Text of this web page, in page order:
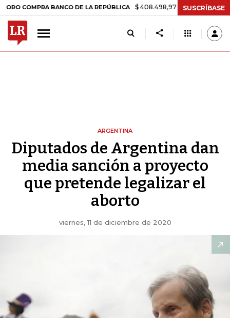
BANCO DE LA REPÚBLICA $ 408.498,97 +$ 8.753,81 +2,19%
SUSCRÍBASE
ARGENTINA
Diputados de Argentina dan
media sanción a proyecto
que pretende legalizar el
aborto
viernes, 11 de diciembre de 2020